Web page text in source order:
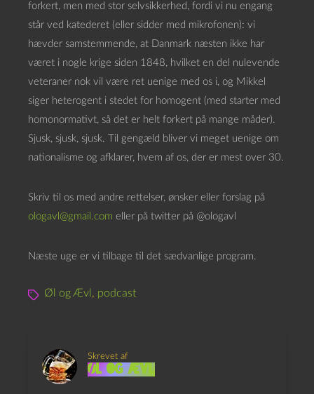
forkert, men med stor selvsikkerhed, fordi vi nu engang
står ved katederet (eller sidder med mikrofonen): vi
hævder samstemmende, at Danmark næsten ikke har
været i nogle krige siden 1848, hvilket en del nulevende
veteraner nok vil være ret uenige med os i, og Mikkel
siger heterogent i stedet for homogent (med starter med
homonormativt, så det er helt forkert på mange måder).
Sjusk, sjusk, sjusk. Til gengæld bliver vi meget uenige om
nationalisme og afklarer, hvem af os, der er mest over 30.
Skriv til os med andre rettelser, ønsker eller forslag på
ologavl@gmail.com eller på twitter på @ologavl
Næste uge er vi tilbage til det sædvanlige program.
Øl og Ævl , podcast
Skrevet af
Øl og Ævl